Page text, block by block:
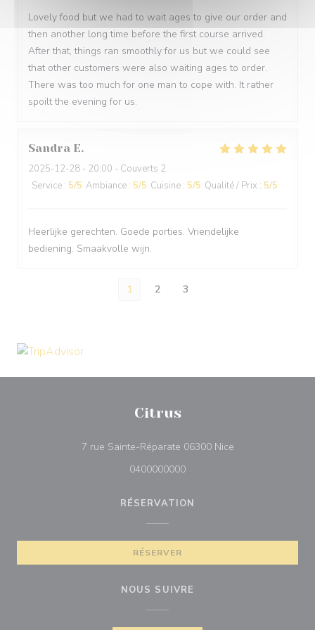
Lovely food but we had to wait ages to give our order and
then another long time before the first course arrived.
After that, things ran smoothly for us but we could see
that other customers were also waiting ages to order.
There was too much for one man to cope with. It rather
spoilt the evening for us.
Sandra E
2025-12-28 - 20:00 - Couverts 2
Service : 5/5 Ambiance : 5/5 Cuisine : 5/5 Qualité / Prix : 5/5
Heerlijke gerechten. Goede porties. Vriendelijke
bediening. Smaakvolle wijn.
1 2 3
Citrus
7 rue Sainte-Réparate 06300 Nice((ouvre une
0400000000
RÉSERVATION
RÉSERVER
NOUS SUIVRE